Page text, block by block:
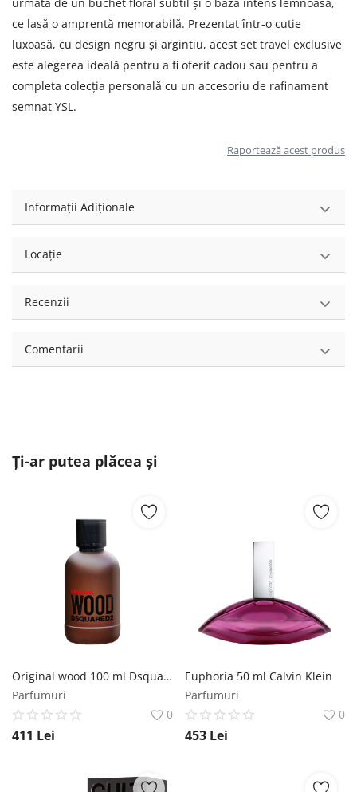
ce lasă o amprentă memorabilă. Prezentat într-o cutie
luxoasă, cu design negru și argintiu, acest set travel exclusive
este alegerea ideală pentru a fi oferit cadou sau pentru a
completa colecția personală cu un accesoriu de rafinament
semnat YSL.
Raportează acest produs
Informații Adiționale
Locație
Recenzii
Comentarii
Ți-ar putea plăcea și
Original wood 100 ml Dsquared2
Parfumuri
0
411 Lei
Euphoria 50 ml Calvin Klein
Parfumuri
0
453 Lei